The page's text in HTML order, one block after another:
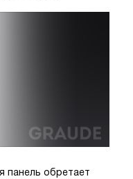
атмосферу на
панель обретает